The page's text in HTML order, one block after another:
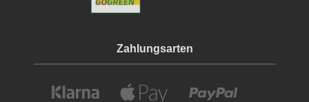
Zahlungsarten